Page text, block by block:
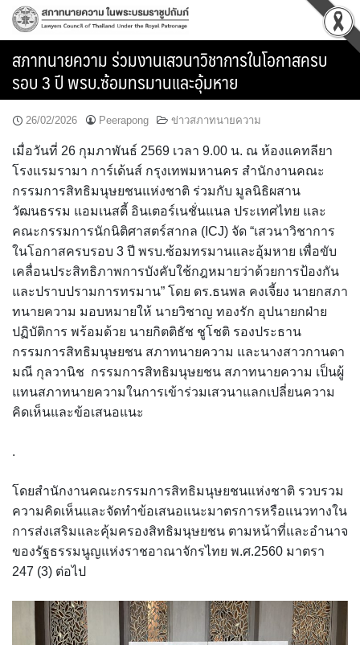
Skip
สภาทนายความ ร่วมงานเสวนาวิชาการในโอกาสครบ
รอบ 3 ปี พรบ.ซ้อมทรมานและอุ้มหาย
26/02/2026 Peerapong ข่าวสภาทนายความ
เมื่อวันที่ 26 กุมภาพันธ์ 2569 เวลา 9.00 น. ณ ห้องแคทลียา
โรงแรมรามา การ์เด้นส์ กรุงเทพมหานคร สำนักงานคณะ
กรรมการสิทธิมนุษยชนแห่งชาติ ร่วมกับ มูลนิธิผสาน
วัฒนธรรม แอมเนสตี้ อินเตอร์เนชั่นแนล ประเทศไทย และ
คณะกรรมการนักนิติศาสตร์สากล (ICJ) จัด “เสวนาวิชาการ
ในโอกาสครบรอบ 3 ปี พรบ.ซ้อมทรมานและอุ้มหาย เพื่อขับ
เคลื่อนประสิทธิภาพการบังคับใช้กฎหมายว่าด้วยการป้องกัน
และปราบปรามการทรมาน” โดย ดร.ธนพล คงเจี้ยง นายกสภา
ทนายความ มอบหมายให้ นายวิชาญ ทองรัก อุปนายกฝ่าย
ปฏิบัติการ พร้อมด้วย นายกิตติธัช ชูโชติ รองประธาน
กรรมการสิทธิมนุษยชน สภาทนายความ และนางสาวกานดา
มณี กุลวานิช กรรมการสิทธิมนุษยชน สภาทนายความ เป็นผู้
แทนสภาทนายความในการเข้าร่วมเสวนาแลกเปลี่ยนความ
คิดเห็นและข้อเสนอแนะ
.
โดยสำนักงานคณะกรรมการสิทธิมนุษยชนแห่งชาติ รวบรวม
ความคิดเห็นและจัดทำข้อเสนอแนะมาตรการหรือแนวทางใน
การส่งเสริมและคุ้มครองสิทธิมนุษยชน ตามหน้าที่และอำนาจ
ของรัฐธรรมนูญแห่งราชอาณาจักรไทย พ.ศ.2560 มาตรา
247 (3) ต่อไป